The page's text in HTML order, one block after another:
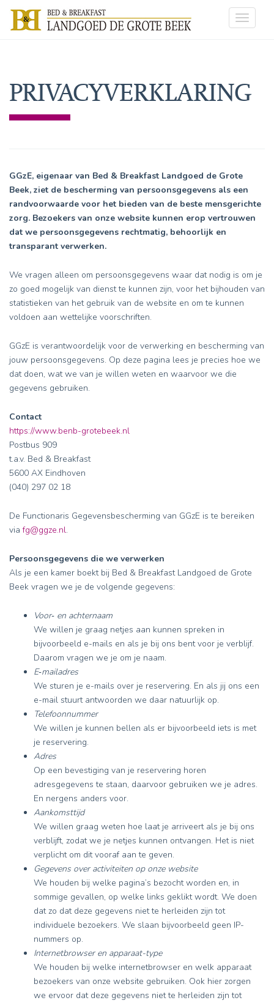
Toggle
PRIVACYVERKLARING
GGzE, eigenaar van Bed & Breakfast Landgoed de Grote
Beek, ziet de bescherming van persoonsgegevens als een
randvoorwaarde voor het bieden van de beste mensgerichte
zorg. Bezoekers van onze website kunnen erop vertrouwen
dat we persoonsgegevens rechtmatig, behoorlijk en
transparant verwerken.
We vragen alleen om persoonsgegevens waar dat nodig is om je
zo goed mogelijk van dienst te kunnen zijn, voor het bijhouden van
statistieken van het gebruik van de website en om te kunnen
voldoen aan wettelijke voorschriften.
GGzE is verantwoordelijk voor de verwerking en bescherming van
jouw persoonsgegevens. Op deze pagina lees je precies hoe we
dat doen, wat we van je willen weten en waarvoor we die
gegevens gebruiken.
Contact
https://www.benb-grotebeek.nl
Postbus 909
t.a.v. Bed & Breakfast
5600 AX Eindhoven
(040) 297 02 18
De Functionaris Gegevensbescherming van GGzE is te bereiken
viafg@ggze.nl.
Persoonsgegevens die we verwerken
Als je een kamer boekt bij Bed & Breakfast Landgoed de Grote
Beek vragen we je de volgende gegevens:
Voor‑ en achternaam
We willen je graag netjes aan kunnen spreken in
bijvoorbeeld e-mails en als je bij ons bent voor je verblijf.
Daarom vragen we je om je naam.
E‑mailadres
We sturen je e-mails over je reservering. En als jij ons een
e-mail stuurt antwoorden we daar natuurlijk op.
Telefoonnummer
We willen je kunnen bellen als er bijvoorbeeld iets is met
je reservering.
Adres
Op een bevestiging van je reservering horen
adresgegevens te staan, daarvoor gebruiken we je adres.
En nergens anders voor.
Aankomsttijd
We willen graag weten hoe laat je arriveert als je bij ons
verblijft, zodat we je netjes kunnen ontvangen. Het is niet
verplicht om dit vooraf aan te geven.
Gegevens over activiteiten op onze website
We houden bij welke pagina’s bezocht worden en, in
sommige gevallen, op welke links geklikt wordt. We doen
dat zo dat deze gegevens niet te herleiden zijn tot
individuele bezoekers. We slaan bijvoorbeeld geen IP-
nummers op.
Internetbrowser en apparaat-type
We houden bij welke internetbrowser en welk apparaat
bezoekers van onze website gebruiken. Ook hier zorgen
we ervoor dat deze gegevens niet te herleiden zijn tot